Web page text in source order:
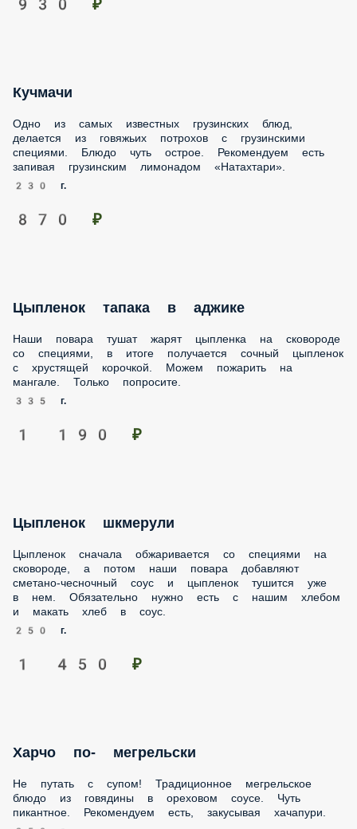
Одно из самых известных грузинских блюд, делается из
говяжьих потрохов с грузинскими специями. Блюдо чуть
острое. Рекомендуем есть запивая грузинским лимонадом
«Натахтари».
230 г.
Наши повара тушат жарят цыпленка на сковороде со
специями, в итоге получается сочный цыпленок с
хрустящей корочкой. Можем пожарить на мангале. Только
попросите.
335 г.
1 190 ₽
Цыпленок сначала обжаривается со специями на
чесночный соус и цыпленок тушится уже в нем.
Обязательно нужно есть с нашим хлебом и макать хлеб в
соус.
250 г.
1 450 ₽
Не путать с супом! Традиционное мегрельское блюдо из
есть, закусывая хачапури.
250 г.